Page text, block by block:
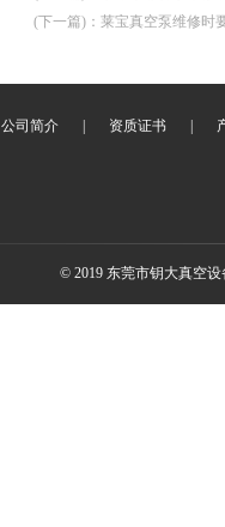
(下一篇) ： 莱宝真空泵维修时
公司简介 | 资质证书 |
© 2019 东莞市钥大真空